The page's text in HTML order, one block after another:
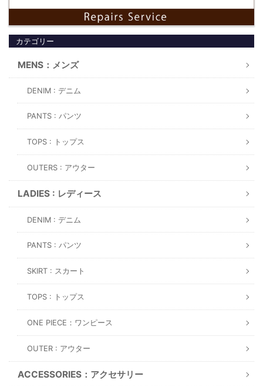
カテゴリー
MENS：メンズ
DENIM : デニム
PANTS : パンツ
TOPS : トップス
OUTERS : アウター
LADIES : レディース
DENIM : デニム
PANTS : パンツ
SKIRT : スカート
TOPS : トップス
ONE PIECE：ワンピース
OUTER : アウター
ACCESSORIES：アクセサリー